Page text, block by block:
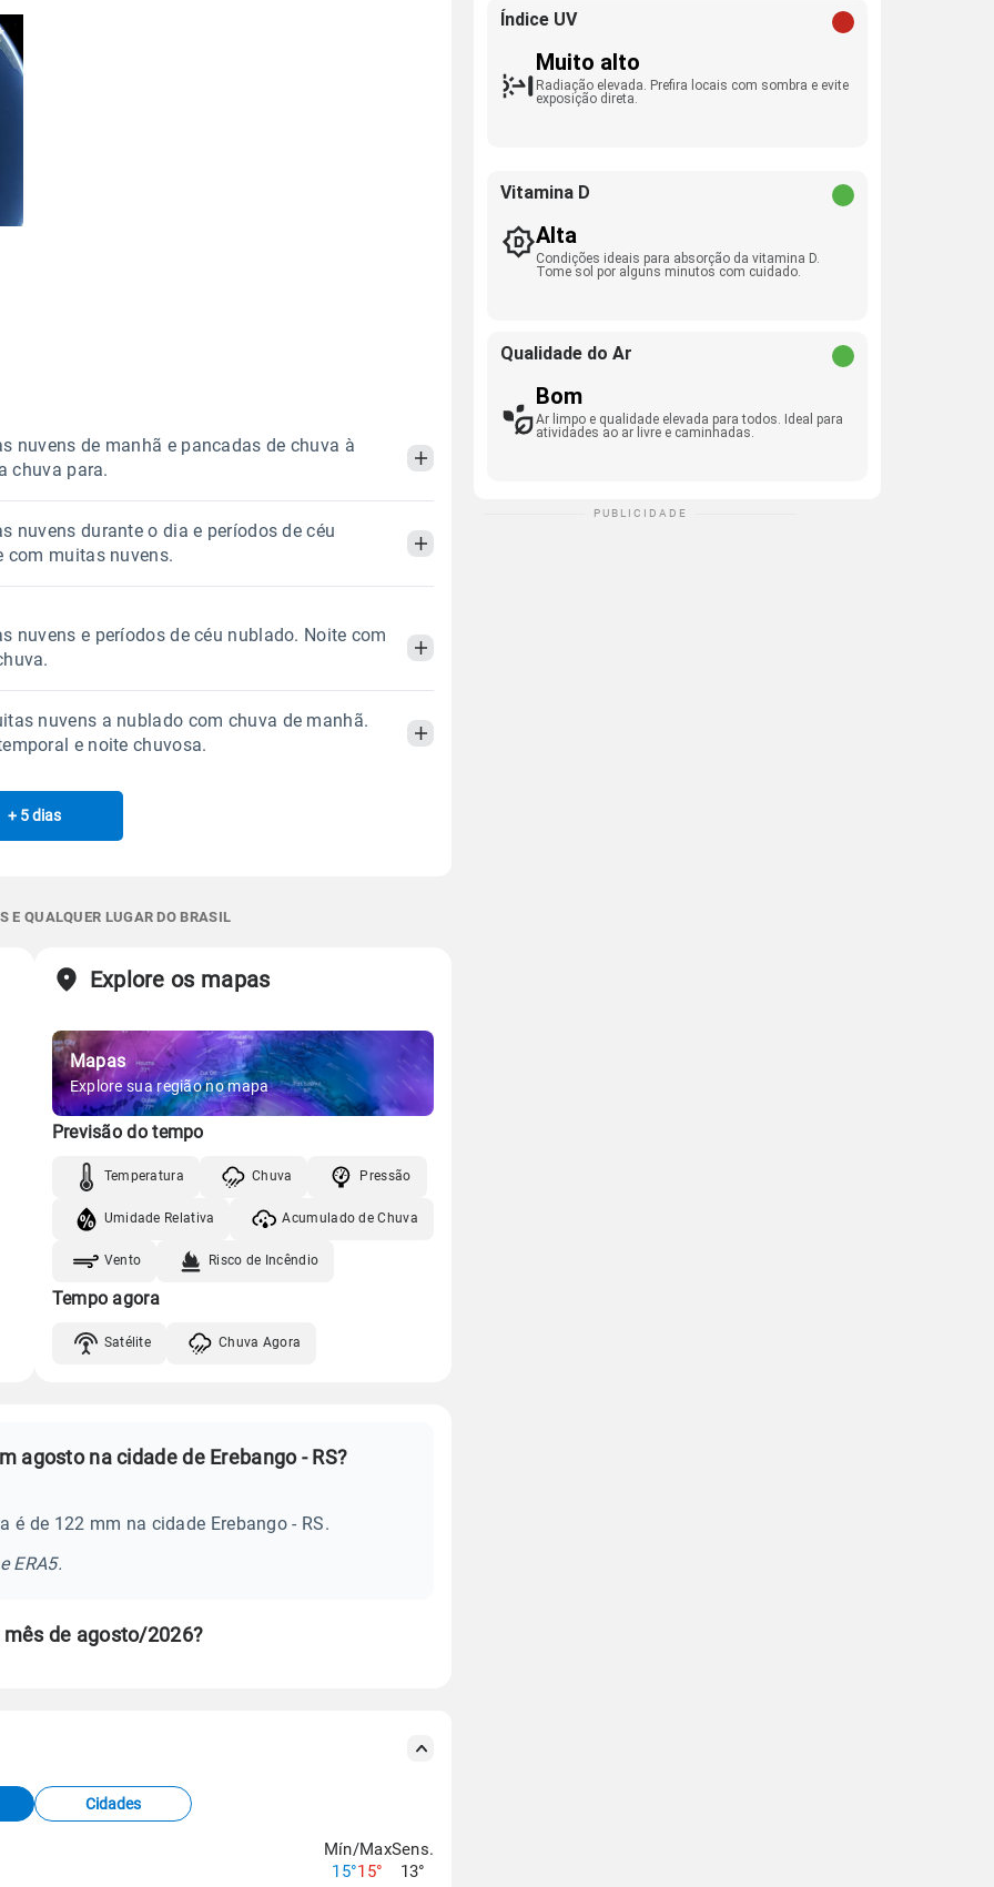
nuvens de manhã e pancadas de chuva à
chuva para.
Tarde Noite
0.1mm
07:06h às 18:03h
Minguante
nuvens durante o dia e períodos de céu
com muitas nuvens.
Tarde Noite
Chuva
0.0mm
Umidade do ar
36%69%
07:05h às 18:04h
nuvens e períodos de céu nublado. Noite com
Tarde Noite
Chuva
07:04h às 18:04h
Vento Umidade
nuvens a nublado com chuva de manhã.
e noite chuvosa.
ManhãTarde
24.2mm
Sol
Lua
Gráfico
+ 5 dias
E QUALQUER LUGAR DO BRASIL
Explore os mapas
Mapas
Explore sua região no mapa
Previsão do tempo
Temperatura Chuva Pressão
Umidade Relativa Acumulado de Chuva
Vento Risco de Incêndio
Tempo agora
Satélite Chuva Agora
agosto na cidade de Erebango - RS?
é de 122 mm na cidade Erebango - RS.
ERA5.
de agosto/2026?
Cidades
Mín/Max
15°15°
Sens.
13°
Índice UV
Muito alto
Radiação elevada. Prefira locais com sombra e evite
exposição direta.
Vitamina D
Alta
Condições ideais para absorção da vitamina D.
Tome sol por alguns minutos com cuidado.
Qualidade do Ar
Bom
Ar limpo e qualidade elevada para todos. Ideal para
atividades ao ar livre e caminhadas.